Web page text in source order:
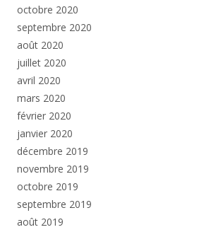
octobre 2020
septembre 2020
août 2020
juillet 2020
avril 2020
mars 2020
février 2020
janvier 2020
décembre 2019
novembre 2019
octobre 2019
septembre 2019
août 2019